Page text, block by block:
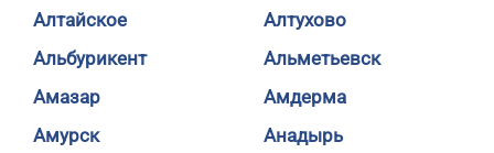
Алтайское
Алтухово
Альбурикент
Альметьевск
Амазар
Амдерма
Амурск
Анадырь